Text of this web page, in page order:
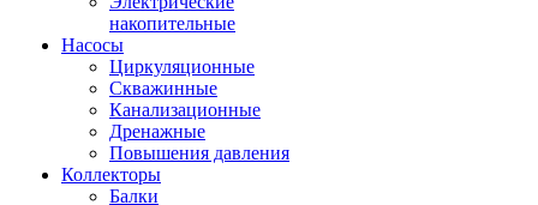
накопительные
Насосы
Циркуляционные
Скважинные
Канализационные
Дренажные
Повышения давления
Коллекторы
Балки